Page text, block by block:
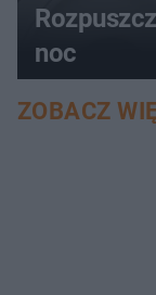
noc
ZOBACZ